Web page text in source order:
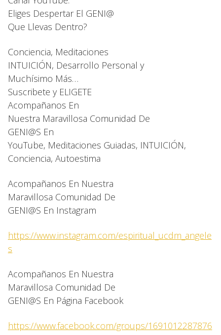
Eliges Despertar El GENI@
Que Llevas Dentro?
Conciencia, Meditaciones
INTUICIÓN, Desarrollo Personal y
Muchísimo Más…
Suscribete y ELIGETE
Acompañanos En
Nuestra Maravillosa Comunidad De
GENI@S En
YouTube, Meditaciones Guiadas, INTUICIÓN,
Conciencia, Autoestima
Acompañanos En Nuestra
Maravillosa Comunidad De
GENI@S En Instagram
https://www.instagram.com/espiritual_ucdm_angele
s
Acompañanos En Nuestra
Maravillosa Comunidad De
GENI@S En Página Facebook
https://www.facebook.com/groups/1691012287876